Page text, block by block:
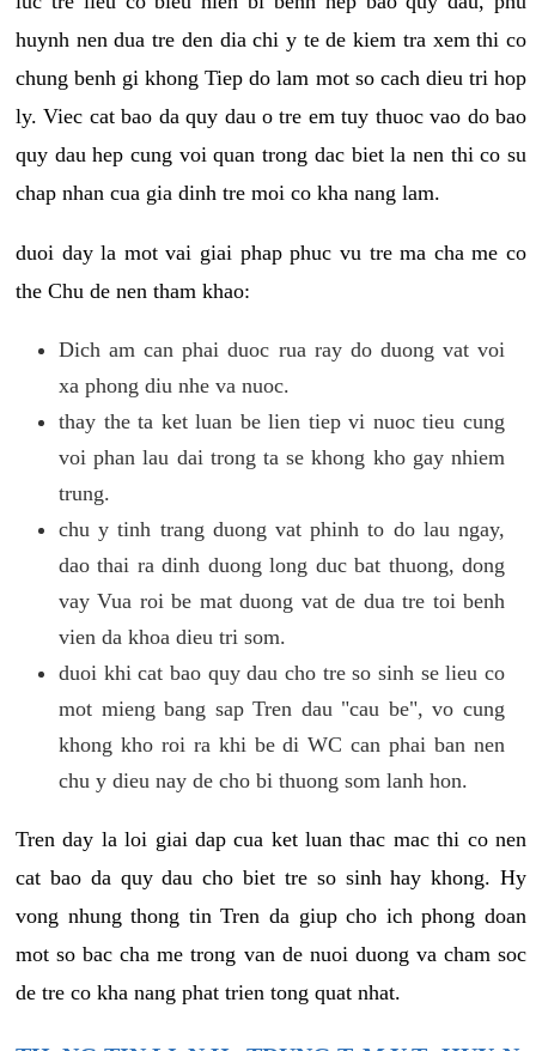
huynh nen dua tre den dia chi y te de kiem tra xem thi co
chung benh gi khong Tiep do lam mot so cach dieu tri hop
ly. Viec cat bao da quy dau o tre em tuy thuoc vao do bao
quy dau hep cung voi quan trong dac biet la nen thi co su
chap nhan cua gia dinh tre moi co kha nang lam.
duoi day la mot vai giai phap phuc vu tre ma cha me co
the Chu de nen tham khao:
Dich am can phai duoc rua ray do duong vat voi
xa phong diu nhe va nuoc.
thay the ta ket luan be lien tiep vi nuoc tieu cung
voi phan lau dai trong ta se khong kho gay nhiem
trung.
chu y tinh trang duong vat phinh to do lau ngay,
dao thai ra dinh duong long duc bat thuong, dong
vay Vua roi be mat duong vat de dua tre toi benh
vien da khoa dieu tri som.
duoi khi cat bao quy dau cho tre so sinh se lieu co
mot mieng bang sap Tren dau "cau be", vo cung
khong kho roi ra khi be di WC can phai ban nen
chu y dieu nay de cho bi thuong som lanh hon.
Tren day la loi giai dap cua ket luan thac mac thi co nen
cat bao da quy dau cho biet tre so sinh hay khong. Hy
vong nhung thong tin Tren da giup cho ich phong doan
mot so bac cha me trong van de nuoi duong va cham soc
de tre co kha nang phat trien tong quat nhat.